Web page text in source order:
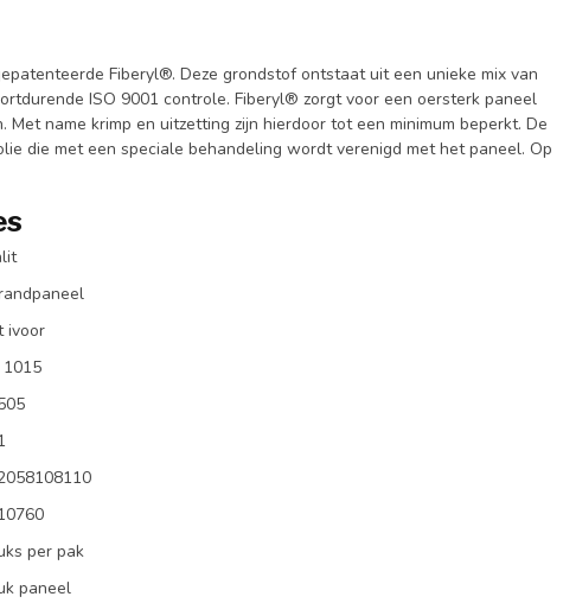
Fiberyl®. Deze grondstof ontstaat uit een unieke mix van
ISO 9001 controle. Fiberyl® zorgt voor een oersterk paneel
name krimp en uitzetting zijn hierdoor tot een minimum beperkt. De
die met een speciale behandeling wordt verenigd met het paneel. Op
ivoor
1015
per pak
paneel